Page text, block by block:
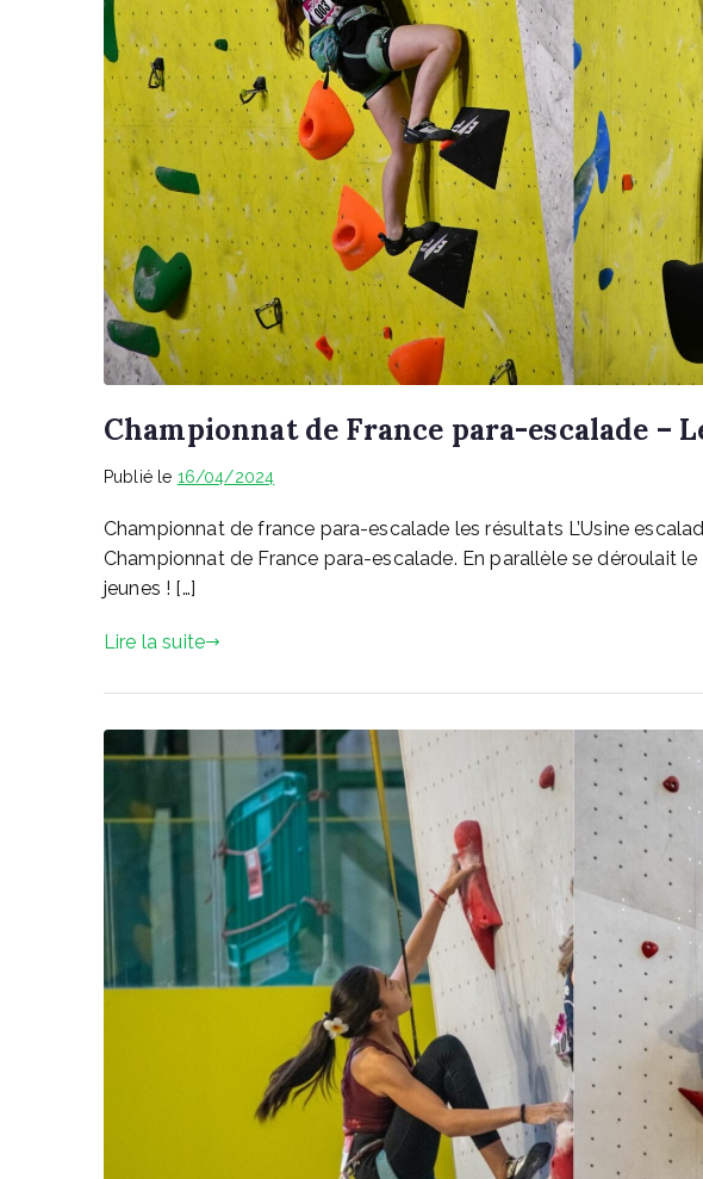
Championnat de France para-escalade –
Publié le 16/04/2024
Championnat de france para-escalade les résultats L’Usine
Championnat de France para-escalade. En parallèle se déroulait
jeunes ! […]
Lire la suite